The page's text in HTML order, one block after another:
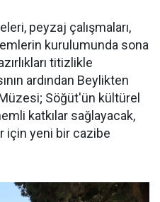
peyzaj çalışmaları,
kurulumunda sona
titizlikle
ardından Beylikten
Söğüt'ün kültürel
katkılar sağlayacak,
için yeni bir cazibe